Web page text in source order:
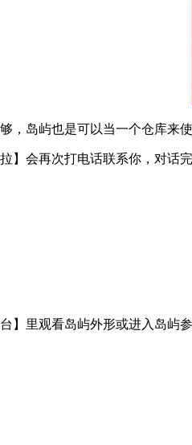
，岛屿也是可以当一个仓库来使
】会再次打电话联系你，对话
】里观看岛屿外形或进入岛屿参